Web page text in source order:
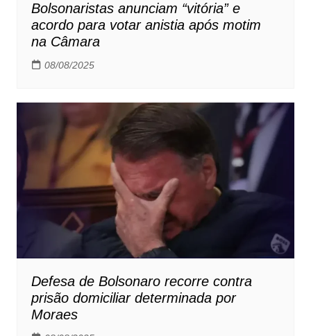
Bolsonaristas anunciam “vitória” e
acordo para votar anistia após motim
na Câmara
08/08/2025
Defesa de Bolsonaro recorre contra
prisão domiciliar determinada por
Moraes